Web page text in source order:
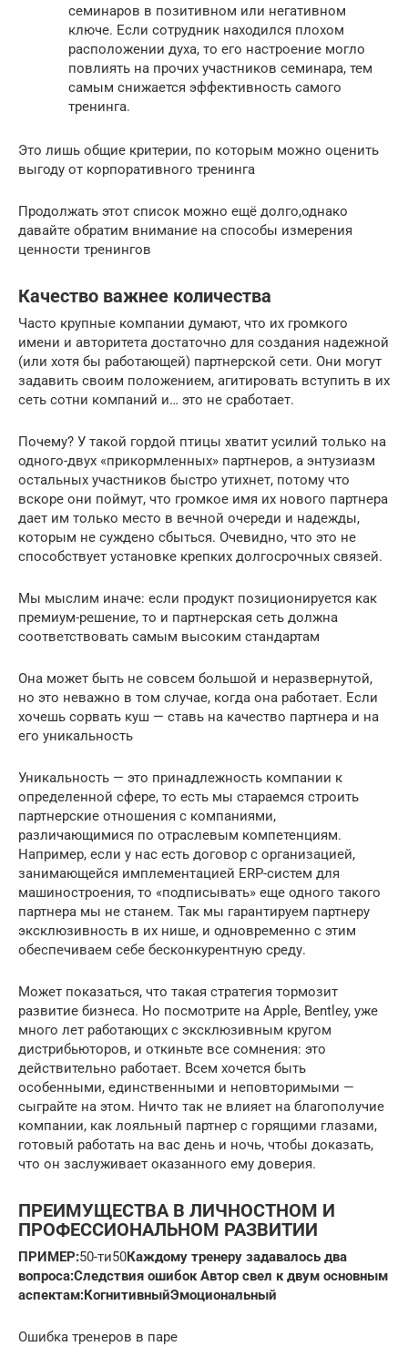
семинаров в позитивном или негативном
ключе. Если сотрудник находился плохом
расположении духа, то его настроение могло
повлиять на прочих участников семинара, тем
самым снижается эффективность самого
тренинга.
Это лишь общие критерии, по которым можно оценить
выгоду от корпоративного тренинга
Продолжать этот список можно ещё долго,однако
давайте обратим внимание на способы измерения
ценности тренингов
Качество важнее количества
Часто крупные компании думают, что их громкого
имени и авторитета достаточно для создания надежной
(или хотя бы работающей) партнерской сети. Они могут
задавить своим положением, агитировать вступить в их
сеть сотни компаний и… это не сработает.
Почему? У такой гордой птицы хватит усилий только на
одного-двух «прикормленных» партнеров, а энтузиазм
остальных участников быстро утихнет, потому что
вскоре они поймут, что громкое имя их нового партнера
дает им только место в вечной очереди и надежды,
которым не суждено сбыться. Очевидно, что это не
способствует установке крепких долгосрочных связей.
Мы мыслим иначе: если продукт позиционируется как
премиум-решение, то и партнерская сеть должна
соответствовать самым высоким стандартам
Она может быть не совсем большой и неразвернутой,
но это неважно в том случае, когда она работает. Если
хочешь сорвать куш — ставь на качество партнера и на
его уникальность
Уникальность — это принадлежность компании к
определенной сфере, то есть мы стараемся строить
партнерские отношения с компаниями,
различающимися по отраслевым компетенциям.
Например, если у нас есть договор с организацией,
занимающейся имплементацией ERP-систем для
машиностроения, то «подписывать» еще одного такого
партнера мы не станем. Так мы гарантируем партнеру
эксклюзивность в их нише, и одновременно с этим
обеспечиваем себе бесконкурентную среду.
Может показаться, что такая стратегия тормозит
развитие бизнеса. Но посмотрите на Apple, Bentley, уже
много лет работающих с эксклюзивным кругом
дистрибьюторов, и откиньте все сомнения: это
действительно работает. Всем хочется быть
особенными, единственными и неповторимыми —
сыграйте на этом. Ничто так не влияет на благополучие
компании, как лояльный партнер с горящими глазами,
готовый работать на вас день и ночь, чтобы доказать,
что он заслуживает оказанного ему доверия.
ПРЕИМУЩЕСТВА В ЛИЧНОСТНОМ И
ПРОФЕССИОНАЛЬНОМ РАЗВИТИИ
ПРИМЕР:50-ти50Каждому тренеру задавалось два
вопроса:Следствия ошибок Автор свел к двум основным
аспектам:КогнитивныйЭмоциональный
Ошибка тренеров в паре